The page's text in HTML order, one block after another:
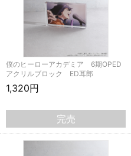
僕のヒーローアカデミア 6期OPED
アクリルブロック ED耳郎
1,320円
完売